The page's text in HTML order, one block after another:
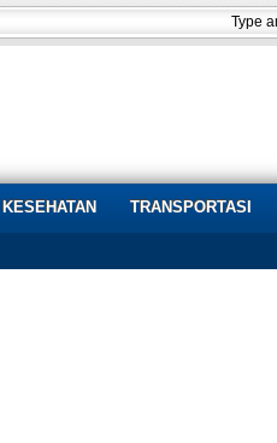
KESEHATAN TRANSPORTASI